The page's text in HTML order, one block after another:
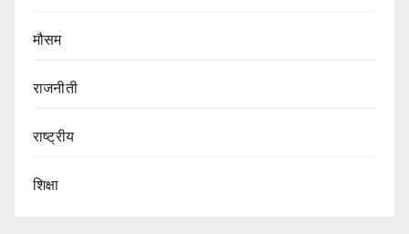
मौसम
राजनीती
राष्ट्रीय
शिक्षा